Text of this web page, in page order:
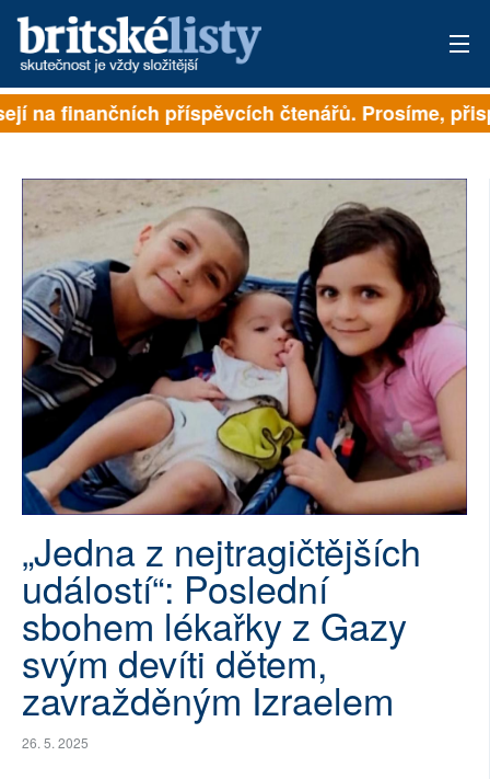
PŘIHLÁSIT
ARCHIV
ROZHOVORY
TÉMATA
NEJČTENĚJŠÍ ZA 7 DNÍ
AUTOŘI
PŘÍSPĚVKY NA PROVOZ
SOCIÁLNÍ SÍTĚ
RUBRIKY
PLNÁ VERZE STRÁNEK
na finančních příspěvcích čtenářů. Prosíme,
„Jedna z nejtragičtějších
událostí“: Poslední
sbohem lékařky z Gazy
svým devíti dětem,
zavražděným Izraelem
26. 5. 2025